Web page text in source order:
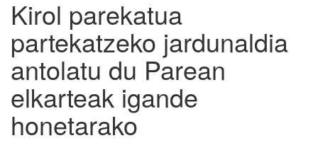
Kirol parekatua
partekatzeko jardunaldia
antolatu du Parean
elkarteak igande
honetarako